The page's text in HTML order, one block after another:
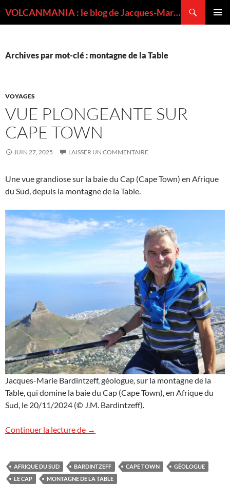
VOLCANMANIA : le blog de Jacques-Marie BARDINTZEFF, volcanologue
Archives par mot-clé : montagne de la Table
VOYAGES
VUE PLONGEANTE SUR
CAPE TOWN
JUIN 27, 2025 LAISSER UN COMMENTAIRE
Une vue grandiose sur la baie du Cap (Cape Town) en Afrique
du Sud, depuis la montagne de la Table.
Jacques-Marie Bardintzeff, géologue, sur la montagne de la
Table, qui domine la baie du Cap (Cape Town), en Afrique du
Sud, le 20/11/2024 (© J.M. Bardintzeff).
Continuer la lecture de Vue plongeante sur Cape Town
→
AFRIQUE DU SUD BARDINTZEFF CAPE TOWN
GÉOLOGUE
LE CAP
MONTAGNE DE LA TABLE